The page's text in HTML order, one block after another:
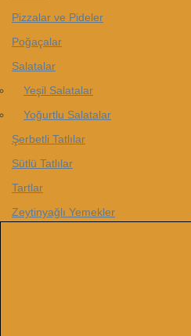
Pizzalar ve Pideler
Poğaçalar
Salatalar
Yeşil Salatalar
Yoğurtlu Salatalar
Şerbetli Tatlılar
Sütlü Tatlılar
Tartlar
Zeytinyağlı Yemekler